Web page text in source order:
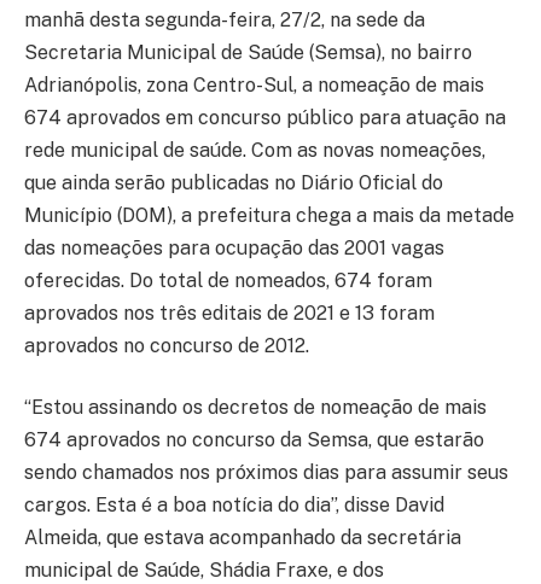
manhã desta segunda-feira, 27/2, na sede da
Secretaria Municipal de Saúde (Semsa), no bairro
Adrianópolis, zona Centro-Sul, a nomeação de mais
674 aprovados em concurso público para atuação na
rede municipal de saúde. Com as novas nomeações,
que ainda serão publicadas no Diário Oficial do
Município (DOM), a prefeitura chega a mais da metade
das nomeações para ocupação das 2001 vagas
oferecidas. Do total de nomeados, 674 foram
aprovados nos três editais de 2021 e 13 foram
aprovados no concurso de 2012.
“Estou assinando os decretos de nomeação de mais
674 aprovados no concurso da Semsa, que estarão
sendo chamados nos próximos dias para assumir seus
cargos. Esta é a boa notícia do dia”, disse David
Almeida, que estava acompanhado da secretária
municipal de Saúde, Shádia Fraxe, e dos